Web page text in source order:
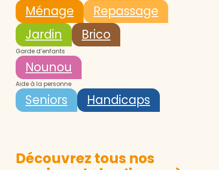
Ménage
Repassage
Jardin
Brico
Garde d’enfants
Nounou
Aide à la personne
Seniors Handicaps
Découvrez tous nos